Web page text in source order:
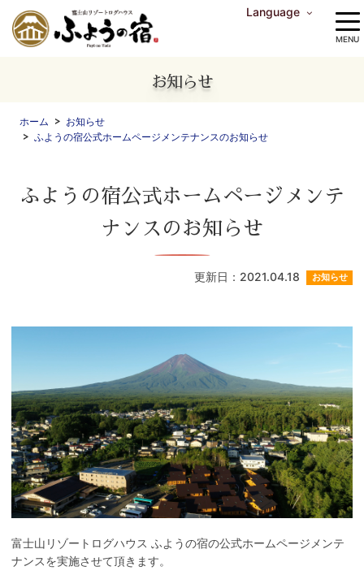
Language
MENU
お知らせ
ホーム
お知らせ
ふようの宿公式ホームページメンテナンスのお知らせ
ふようの宿公式ホームページメンテ
ナンスのお知らせ
更新日：2021.04.18 お知らせ
富士山リゾートログハウス ふようの宿の公式ホームページメンテ
ナンスを実施させて頂きます。